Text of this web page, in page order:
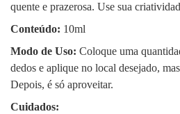
quente e prazerosa. Use sua
Conteúdo: 10ml
Modo de Uso: Coloque uma
dedos e aplique no local desejado,
Depois, é só aproveitar.
Cuidados: